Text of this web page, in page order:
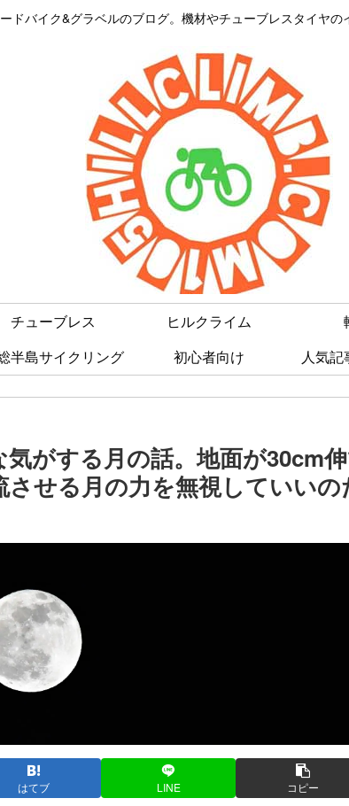
ドバイク&グラベルのブログ。機材やチューブレスタイヤの
チューブレス ヒルクライム
半島サイクリング 初心者向け 人気
がする月の話。地面が30cm
せる月の力を無視していいの
はてブ LINE コピー